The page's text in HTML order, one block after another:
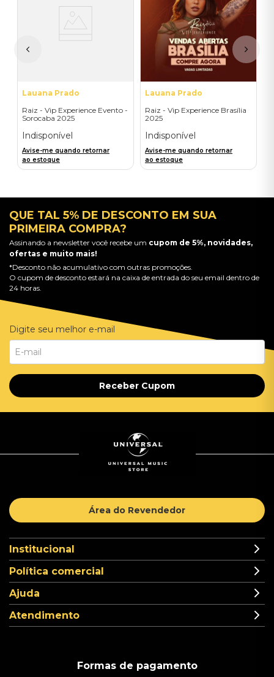
Lauana Prado
Raiz - Vip Experience Evento -
Sorocaba 2025
Indisponível
Avise-me quando retornar
ao estoque
Lauana Prado
Raiz - Vip Experience Brasília
2025
Indisponível
Avise-me quando retornar
ao estoque
QUE TAL 5% DE DESCONTO EM SUA
PRIMEIRA COMPRA?
Assinando a newsletter você recebe um cupom de 5%, novidades,
ofertas e muito mais!
*Desconto não acumulativo com outras promoções.
O cupom de desconto estará na caixa de entrada do seu email dentro de
24 horas.
Digite seu melhor e-mail
Receber Cupom
Área do Revendedor
Institucional
Política comercial
Ajuda
Atendimento
Formas de pagamento